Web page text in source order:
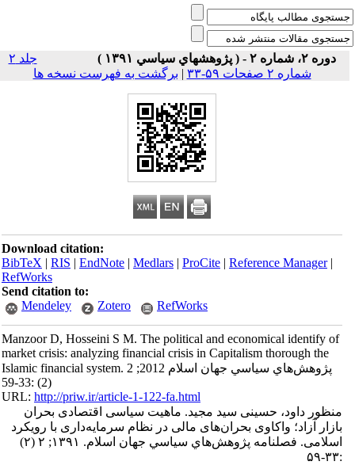
دوره ۲، شماره ۲ - ( پژوهشهاي سياسي ۱۳۹۱ )
جلد ۲
شماره ۲ صفحات ۵۹-۳۳
|برگشت به فهرست نسخه ها
Download citation:
BibTeX|RIS|EndNote|Medlars|ProCite|Reference Manager
RefWorks
Send citation to:
Mendeley
Zotero RefWorks
Manzoor D, Hosseini S M. The political and economical identify of
market crisis: analyzing financial crisis in Capitalism thorough the
Islamic financial system. پژوهش‌هاي سياسي جهان اسلام 2012; 2
URL:http://priw.ir/article-1-122-fa.html
منظور داود، حسینی سید مجید. ماهیت سیاسی اقتصادی بحران
بازار آزاد؛ واکاوی بحران‌های مالی در نظام سرمایه‌داری با رویکرد
اسلامی. فصلنامه پژوهش‌هاي سياسي جهان اسلام. ۱۳۹۱; ۲ (۲)